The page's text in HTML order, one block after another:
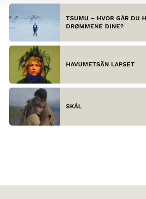
TSUMU – HVOR GÅR DU
DRØMMENE DINE?
HAVUMETSÄN LAPSET
SKÁL